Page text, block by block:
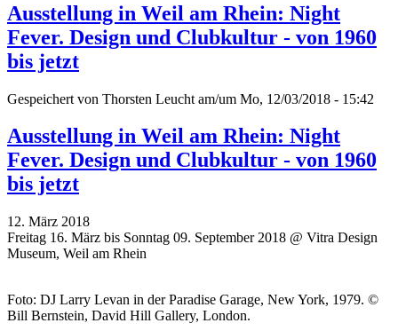
Ausstellung in Weil am Rhein: Night
Fever. Design und Clubkultur - von 1960
bis jetzt
Gespeichert von Thorsten Leucht am/um Mo, 12/03/2018 - 15:42
Ausstellung in Weil am Rhein: Night
Fever. Design und Clubkultur - von 1960
bis jetzt
12. März 2018
Freitag 16. März bis Sonntag 09. September 2018 @ Vitra Design
Museum, Weil am Rhein
Foto: DJ Larry Levan in der Paradise Garage, New York, 1979. ©
Bill Bernstein, David Hill Gallery, London.